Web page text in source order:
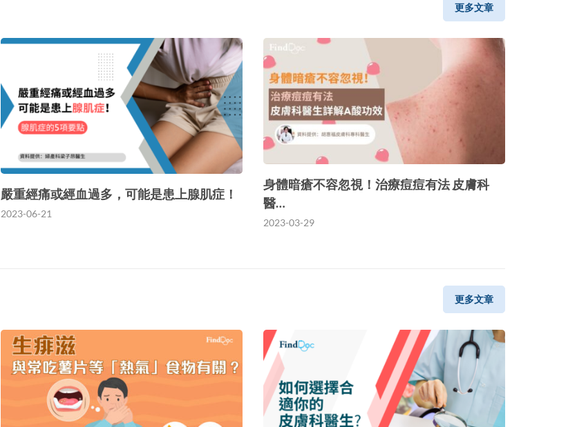
更多文章
嚴重經痛或經血過多，可能是患上腺肌症！
2023-06-21
身體暗瘡不容忽視！治療痘痘有法 皮膚科
醫…
2023-03-29
更多文章